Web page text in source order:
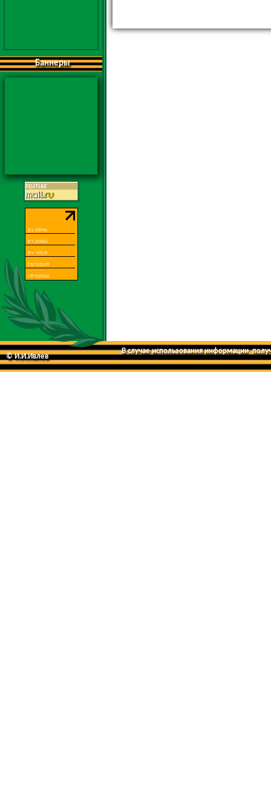
Баннеры
© И.И.Ивлев
В случае использования информации,